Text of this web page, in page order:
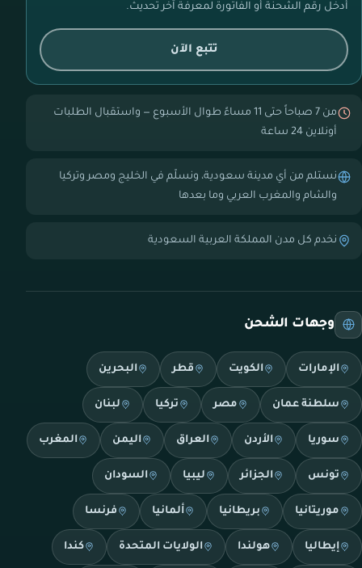
أدخل رقم الشحنة أو الفاتورة لمعرفة آخر تحديث.
تتبع الآن
من 7 صباحاً حتى 11 مساءً طوال الأسبوع — واستقبال الطلبات
أونلاين 24 ساعة
نستلم من أي مدينة سعودية، ونسلّم في الخليج ومصر وتركيا
والشام والمغرب العربي وما بعدها
نخدم كل مدن المملكة العربية السعودية
وجهات الشحن
الإمارات الكويت قطر البحرين
سلطنة عمان مصر تركيا لبنان
سوريا الأردن العراق اليمن المغرب
تونس الجزائر ليبيا السودان
موريتانيا بريطانيا ألمانيا فرنسا
إيطاليا هولندا الولايات المتحدة كندا